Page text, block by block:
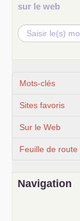
sur le web
Mots-clés
Sites favoris
Sur le Web
Feuille de route
Navigation